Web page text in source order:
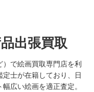
出張買取
で絵画買取専門店を利
士が在籍しており、日
広い絵画を適正査定。